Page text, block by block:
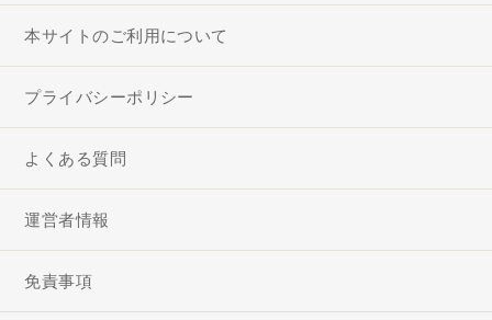
本サイトのご利用について
プライバシーポリシー
よくある質問
運営者情報
免責事項